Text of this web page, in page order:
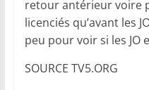
retour antérieur voire
licenciés qu’avant les
peu pour voir si les JO
SOURCE TV5.ORG